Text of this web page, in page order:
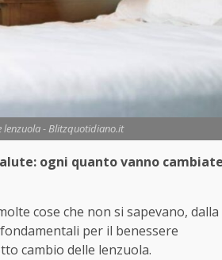
lenzuola - Blitzquotidiano.it
ogni quanto vanno
cose che non si sapevano, dalla
per il benessere
cambio delle lenzuola.